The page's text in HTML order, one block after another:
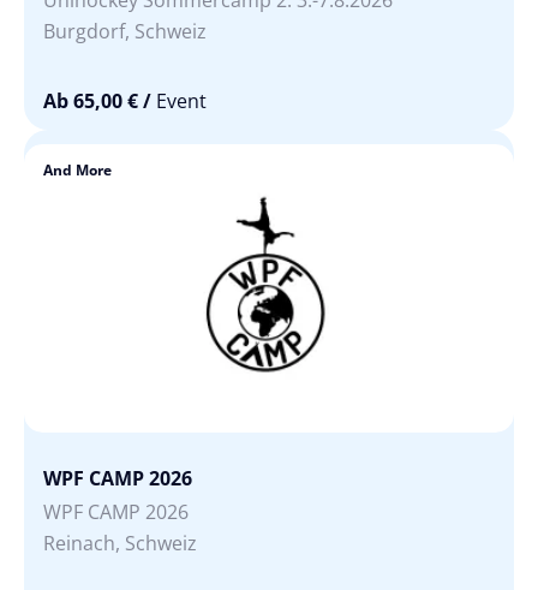
Burgdorf, Schweiz
Ab 65,00 €/ Event
And More
WPF CAMP 2026
WPF CAMP 2026
Reinach, Schweiz